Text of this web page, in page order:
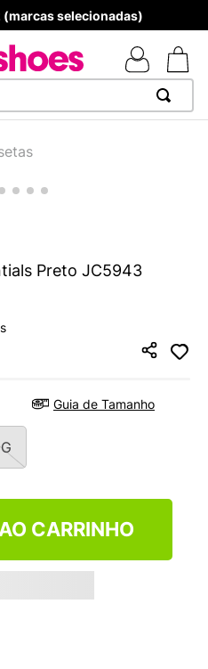
(marcas selecionadas)
Preto JC5943
Guia de Tamanho
CARRINHO